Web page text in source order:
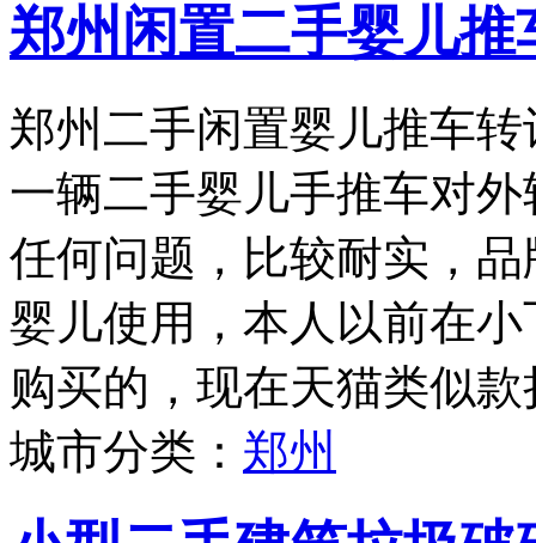
郑州闲置二手婴儿推
郑州二手闲置婴儿推车
一辆二手婴儿手推车对
任何问题，比较耐实，品
婴儿使用，本人以前在
购买的，现在天猫类似
城市分类： 郑州